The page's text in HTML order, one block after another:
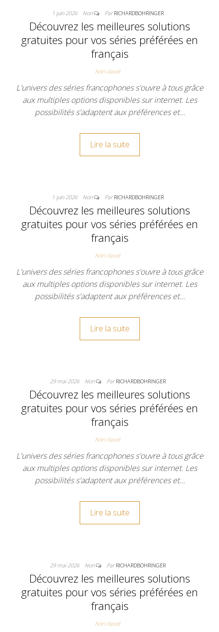
1 juin 2026 Non ParRICHARDBOHRINGER
Découvrez les meilleures solutions
gratuites pour vos séries préférées en
français
Non classé
L'univers des séries francophones s'ouvre à tous grâce
aux multiples options disponibles sur internet. Les
possibilités s'adaptent aux préférences et…
Lire la suite
1 juin 2026 Non ParRICHARDBOHRINGER
Découvrez les meilleures solutions
gratuites pour vos séries préférées en
français
Non classé
L'univers des séries francophones s'ouvre à tous grâce
aux multiples options disponibles sur internet. Les
possibilités s'adaptent aux préférences et…
Lire la suite
29 mai 2026 Non ParRICHARDBOHRINGER
Découvrez les meilleures solutions
gratuites pour vos séries préférées en
français
Non classé
L'univers des séries francophones s'ouvre à tous grâce
aux multiples options disponibles sur internet. Les
possibilités s'adaptent aux préférences et…
Lire la suite
29 mai 2026 Non ParRICHARDBOHRINGER
Découvrez les meilleures solutions
gratuites pour vos séries préférées en
français
Non classé